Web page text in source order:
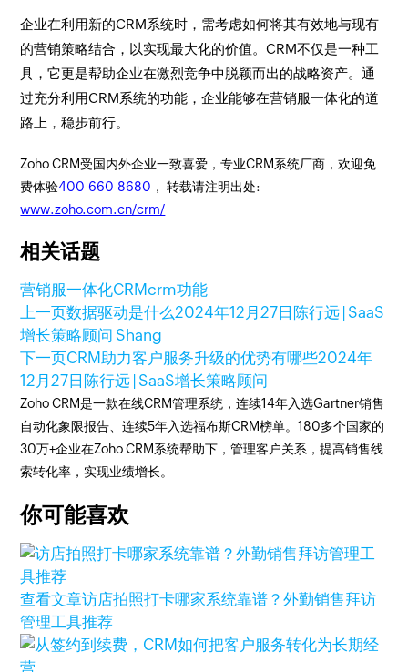
企业在利用新的CRM系统时，需考虑如何将其有效地与现有
的营销策略结合，以实现最大化的价值。CRM不仅是一种工
具，它更是帮助企业在激烈竞争中脱颖而出的战略资产。通
过充分利用CRM系统的功能，企业能够在营销服一体化的道
路上，稳步前行。
Zoho CRM受国内外企业一致喜爱，专业CRM系统厂商，欢迎免
费体验400-660-8680 ， 转载请注明出处:
www.zoho.com.cn/crm/
相关话题
营销服一体化CRMcrm功能
上一页数据驱动是什么2024年12月27日 陈行远 | SaaS
增长策略顾问 Shang
下一页CRM助力客户服务升级的优势有哪些2024年
12月27日 陈行远 | SaaS增长策略顾问
Zoho CRM是一款在线CRM管理系统，连续14年入选Gartner销售
自动化象限报告、连续5年入选福布斯CRM榜单。180多个国家的
30万+企业在Zoho CRM系统帮助下，管理客户关系，提高销售线
索转化率，实现业绩增长。
你可能喜欢
查看文章访店拍照打卡哪家系统靠谱？外勤销售拜访
管理工具推荐